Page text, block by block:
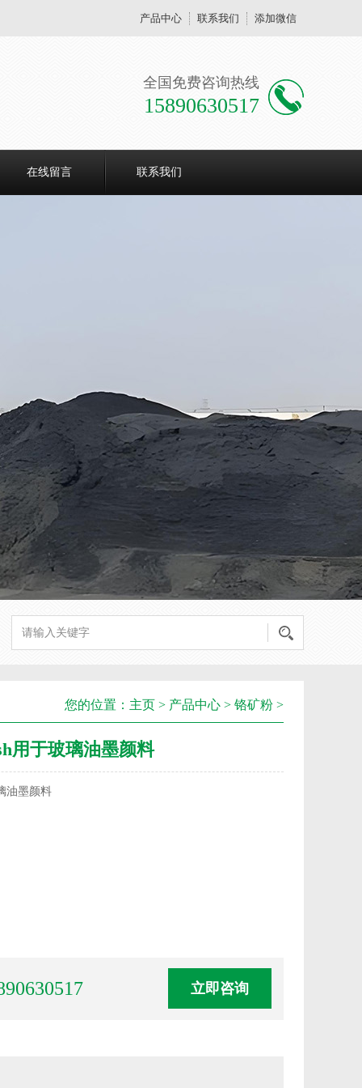
产品中心 联系我们 添加微信
全国免费咨询热线
15890630517
在线留言 联系我们
您的位置： 主页 > 产品中心 > 铬矿粉 >
用于玻璃油墨颜料
油墨颜料
立即咨询